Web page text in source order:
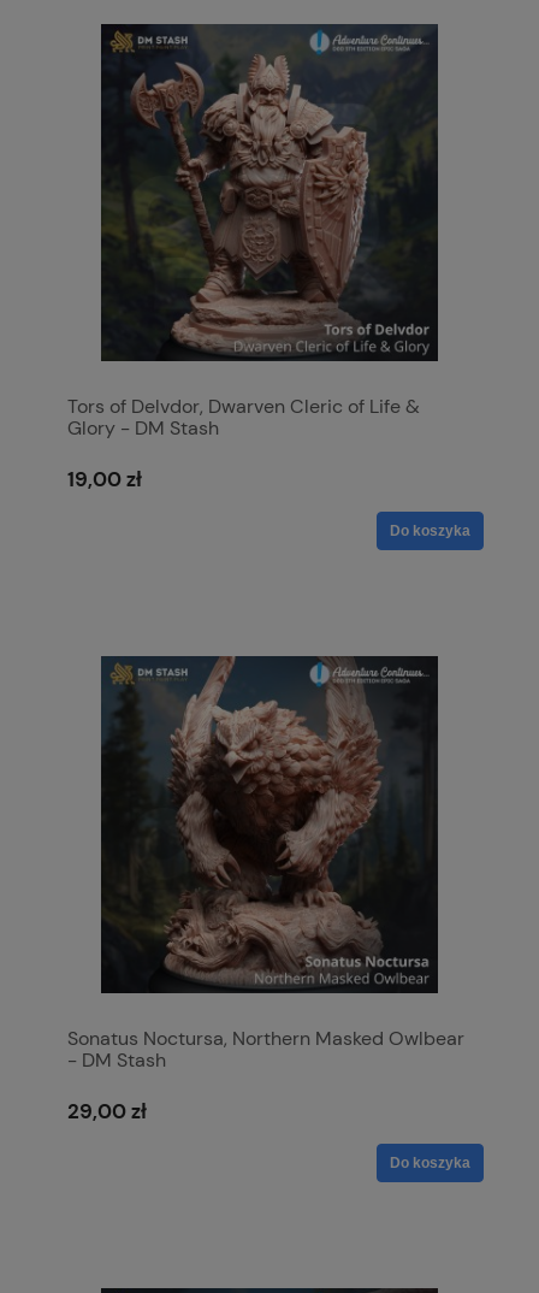
Tors of Delvdor, Dwarven Cleric of Life &
Glory - DM Stash
19,00 zł
Do koszyka
Sonatus Noctursa, Northern Masked Owlbear
- DM Stash
29,00 zł
Do koszyka